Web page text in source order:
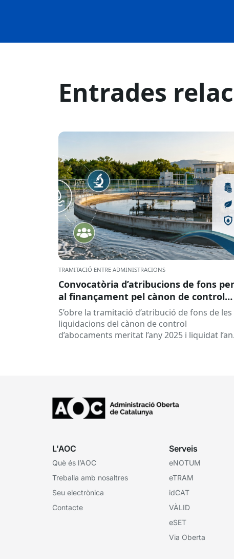
Entrades
TRAMITACIÓ ENTRE ADMINISTRACIONS
Convocatòria d’atribucions de fons per
al finançament pel cànon de control
d’abocaments meritat l’any 2025 i
liquidat l’any 2026
S’obre la tramitació d’atribució de fons de les
liquidacions del cànon de control
d’abocaments meritat l’any 2025 i liquidat
L'AOC
Què és l’AOC
Treballa amb nosaltres
Seu electrònica
Contacte
Serveis
eNOTUM
eTRAM
idCAT
VÀLID
eSET
Via Oberta